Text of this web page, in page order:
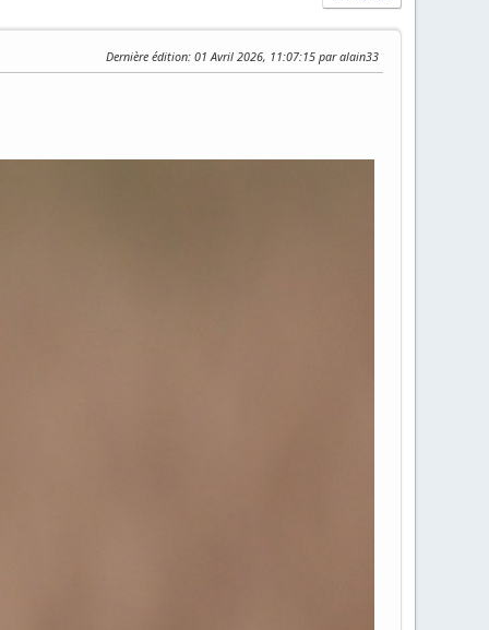
Dernière édition: 01 Avril 2026, 11:07:15 par alain33